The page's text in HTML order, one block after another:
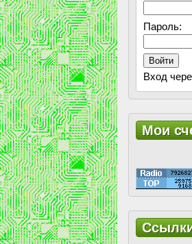
Пароль:
Войти
Вход
Мои